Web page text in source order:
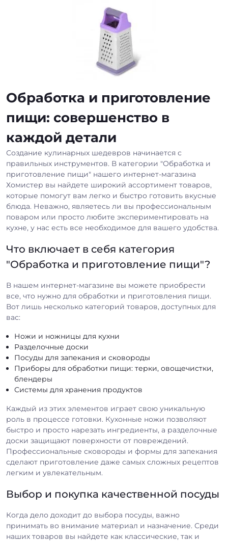
Обработка и приготовление
пищи: совершенство в
каждой детали
Создание кулинарных шедевров начинается с
правильных инструментов. В категории "Обработка и
приготовление пищи" нашего интернет-магазина
Хомистер вы найдете широкий ассортимент товаров,
которые помогут вам легко и быстро готовить вкусные
блюда. Неважно, являетесь ли вы профессиональным
поваром или просто любите экспериментировать на
кухне, у нас есть все необходимое для вашего удобства.
Что включает в себя категория
"Обработка и приготовление пищи"?
В нашем интернет-магазине вы можете приобрести
все, что нужно для обработки и приготовления пищи.
Вот лишь несколько категорий товаров, доступных для
вас:
Ножи и ножницы для кухни
Разделочные доски
Посуды для запекания и сковороды
Приборы для обработки пищи: терки, овощечистки,
блендеры
Системы для хранения продуктов
Каждый из этих элементов играет свою уникальную
роль в процессе готовки. Кухонные ножи позволяют
быстро и просто нарезать ингредиенты, а разделочные
доски защищают поверхности от повреждений.
Профессиональные сковороды и формы для запекания
сделают приготовление даже самых сложных рецептов
легким и увлекательным.
Выбор и покупка качественной посуды
Когда дело доходит до выбора посуды, важно
принимать во внимание материал и назначение. Среди
наших товаров вы найдете как классические, так и